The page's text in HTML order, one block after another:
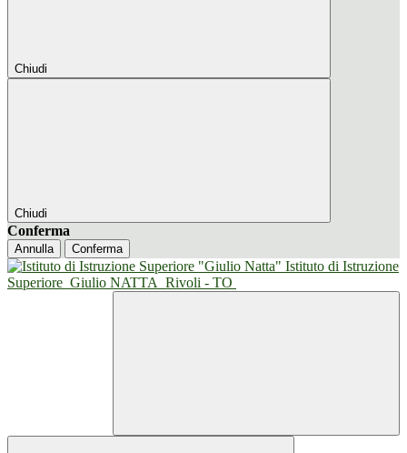
Chiudi
Chiudi
Conferma
Annulla Conferma
Istituto di Istruzione
Superiore Giulio NATTA Rivoli - TO